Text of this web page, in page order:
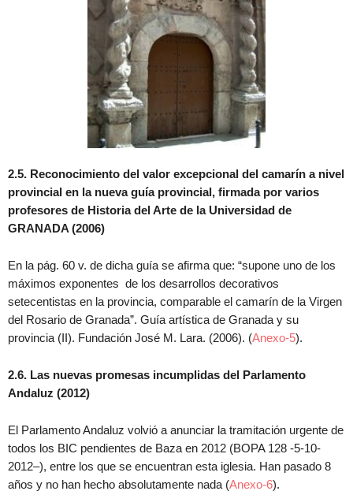
2.5. Reconocimiento del valor excepcional del camarín a nivel
provincial en la nueva guía provincial, firmada por varios
profesores de Historia del Arte de la Universidad de
GRANADA (2006)
En la pág. 60 v. de dicha guía se afirma que: “supone uno de los
máximos exponentes de los desarrollos decorativos
setecentistas en la provincia, comparable el camarín de la Virgen
del Rosario de Granada”. Guía artística de Granada y su
provincia (II). Fundación José M. Lara. (2006). (Anexo-5).
2.6. Las nuevas promesas incumplidas del Parlamento
Andaluz (2012)
El Parlamento Andaluz volvió a anunciar la tramitación urgente de
todos los BIC pendientes de Baza en 2012 (BOPA 128 -5-10-
2012–), entre los que se encuentran esta iglesia. Han pasado 8
años y no han hecho absolutamente nada (Anexo-6).